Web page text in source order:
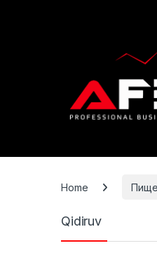
Home
Qidiruv